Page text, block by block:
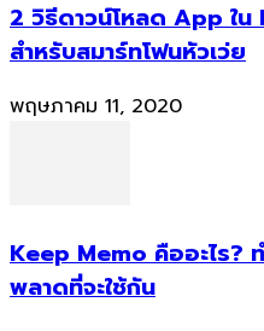
2 วิธีดาวน์โหลด App ใ
สำหรับสมาร์ทโฟนหัวเว่ย
พฤษภาคม 11, 2020
Keep Memo คืออะไร?
พลาดที่จะใช้กัน